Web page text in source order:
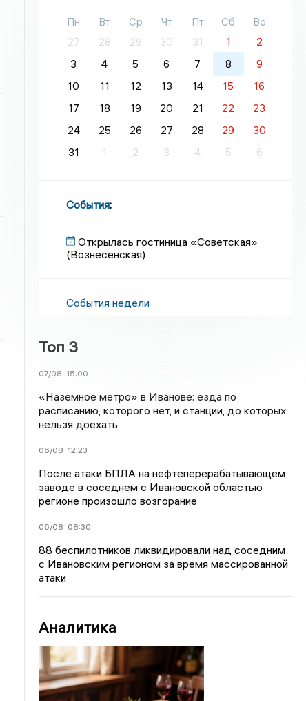
Пн Вт Ср Чт Пт Сб
Вс
27
28 29 30 31 1
2
3
4 5 6 7 8
9
10
11 12 13 14 15
16
17
18 19 20 21 22
23
24
25 26 27 28 29
30
31
1 2 3 4 5 6
События:
Открылась гостиница «Советская»
(Вознесенская)
События недели
Топ 3
07/08 15:00
«Наземное метро» в Иванове: езда по
расписанию, которого нет, и станции, до которых
нельзя доехать
06/08 12:23
После атаки БПЛА на нефтеперерабатывающем
заводе в соседнем с Ивановской областью
регионе произошло возгорание
06/08 08:30
88 беспилотников ликвидировали над соседним
с Ивановским регионом за время массированной
атаки
Аналитика